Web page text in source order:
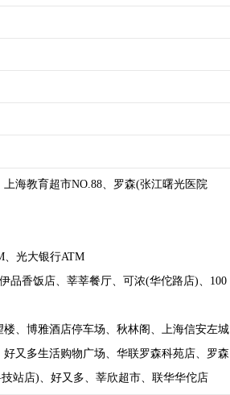
海教育超市NO.88、罗森(张江曙光医院
、光大银行ATM
品香饭店、莘莘餐厅、可浓(华佗路店)、100
、博雅酒店停车场、秋林阁、上海信安左城
又多生活购物广场、华联罗森科苑店、罗森
站店)、好又多、莘欣超市、联华华佗店